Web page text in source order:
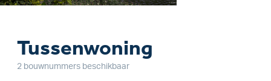
Tussenwoning
2 bouwnummers beschikbaar